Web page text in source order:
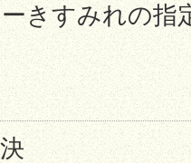
きすみれの指